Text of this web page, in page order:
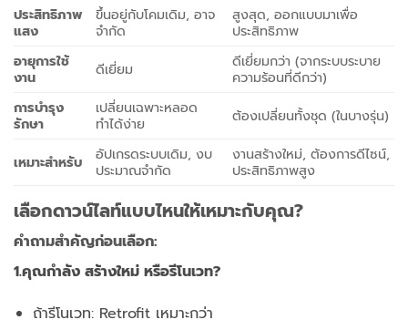
ประสิทธิภาพ
แสง
ขึ้นอยู่กับโคมเดิม, อาจ
จำกัด
สูงสุด, ออกแบบมาเพื่อ
ประสิทธิภาพ
อายุการใช้
งาน
ดีเยี่ยม
ดีเยี่ยมกว่า (จากระบบระบาย
ความร้อนที่ดีกว่า)
การบำรุง
รักษา
เปลี่ยนเฉพาะหลอด
ทำได้ง่าย
ต้องเปลี่ยนทั้งชุด (ในบางรุ่น)
เหมาะสำหรับ
อัปเกรดระบบเดิม, งบ
ประมาณจำกัด
งานสร้างใหม่, ต้องการดีไซน์,
ประสิทธิภาพสูง
เลือกดาวน์ไลท์แบบไหนให้เหมาะกับคุณ?
คำถามสำคัญก่อนเลือก:
1.คุณกำลัง สร้างใหม่ หรือรีโนเวท?
ถ้ารีโนเวท: Retrofit เหมาะกว่า